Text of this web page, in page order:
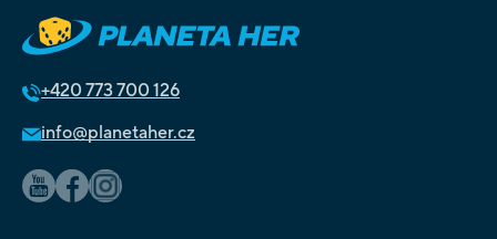
+420 773 700 126
info@planetaher.cz